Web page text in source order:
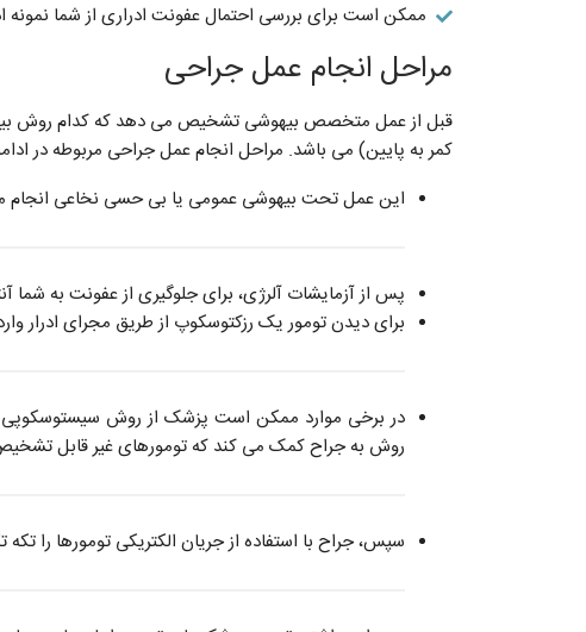
ممکن است برای بررسی احتمال عفونت ادراری از شما نمونه
مراحل انجام عمل جراحی
قبل از عمل متخصص بیهوشی تشخیص می دهد که کدام روش
کمر به پایین) می باشد. مراحل انجام عمل جراحی مربوطه در
این عمل تحت بیهوشی عمومی یا بی حسی نخاعی انجام
پس از آزمایشات آلرژی، برای جلوگیری از عفونت به شما
برای دیدن تومور یک رزکتوسکوپ از طریق مجرای ادرار
روش به جراح کمک می کند که تومورهای غیر قابل
سپس، جراح با استفاده از جریان الکتریکی تومورها را تکه